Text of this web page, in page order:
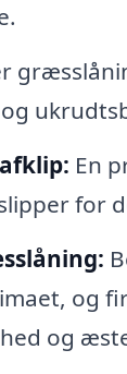
En
for
og
og